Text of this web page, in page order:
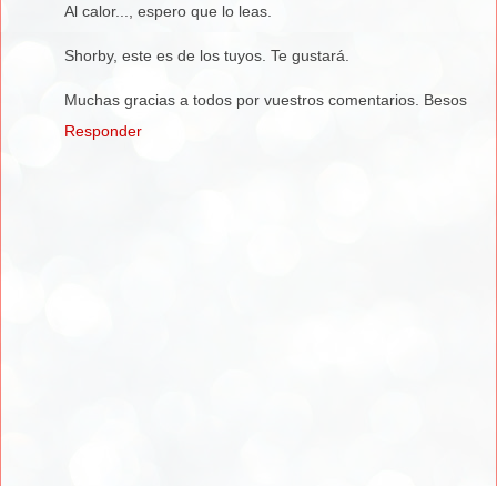
Al calor..., espero que lo leas.
Shorby, este es de los tuyos. Te gustará.
Muchas gracias a todos por vuestros comentarios. Besos
Responder